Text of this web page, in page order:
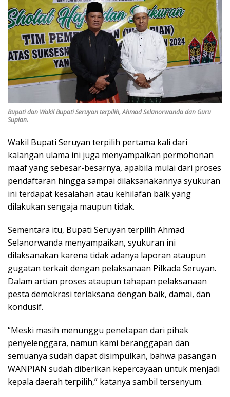
Bupati dan Wakil Bupati Seruyan terpilih, Ahmad Selanorwanda dan Guru
Supian.
Wakil Bupati Seruyan terpilih pertama kali dari
kalangan ulama ini juga menyampaikan permohonan
maaf yang sebesar-besarnya, apabila mulai dari proses
pendaftaran hingga sampai dilaksanakannya syukuran
ini terdapat kesalahan atau kehilafan baik yang
dilakukan sengaja maupun tidak.
Sementara itu, Bupati Seruyan terpilih Ahmad
Selanorwanda menyampaikan, syukuran ini
dilaksanakan karena tidak adanya laporan ataupun
gugatan terkait dengan pelaksanaan Pilkada Seruyan.
Dalam artian proses ataupun tahapan pelaksanaan
pesta demokrasi terlaksana dengan baik, damai, dan
kondusif.
“Meski masih menunggu penetapan dari pihak
penyelenggara, namun kami beranggapan dan
semuanya sudah dapat disimpulkan, bahwa pasangan
WANPIAN sudah diberikan kepercayaan untuk menjadi
kepala daerah terpilih,” katanya sambil tersenyum.